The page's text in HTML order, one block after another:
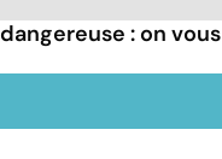
: on vous